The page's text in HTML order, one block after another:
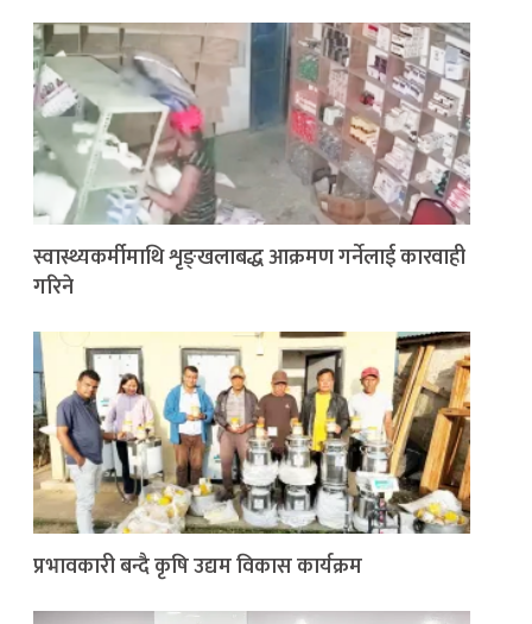
स्वास्थ्यकर्मीमाथि शृङ्खलाबद्ध आक्रमण गर्नेलाई कारवाही
गरिने
प्रभावकारी बन्दै कृषि उद्यम विकास कार्यक्रम